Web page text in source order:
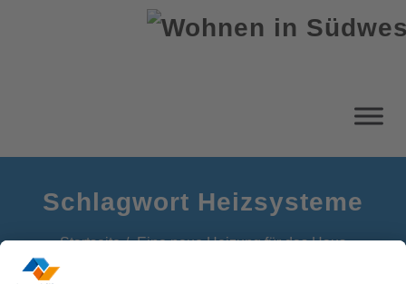
Schlagwort Heizsysteme
Startseite Eine neue Heizung für das Haus